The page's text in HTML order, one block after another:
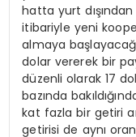
hatta yurt dışından
itibariyle yeni
almaya
dolar vererek bir
düzenli olarak 17
bazında
kat fazla bir getiri
getirisi de aynı